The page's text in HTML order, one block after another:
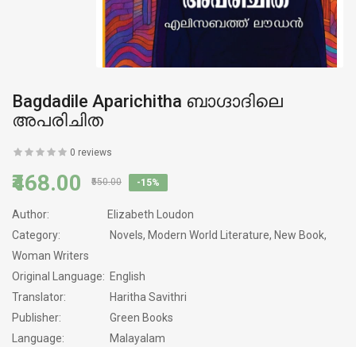
Bagdadile Aparichitha ബാഗ്ദാദിലെ
അപരിചിത
0 reviews
₹468.00 ₹550.00 -15%
Author:
Elizabeth Loudon
Category:
Novels, Modern World Literature, New Book,
Woman Writers
Original Language: English
Translator:
Haritha Savithri
Publisher:
Green Books
Language:
Malayalam